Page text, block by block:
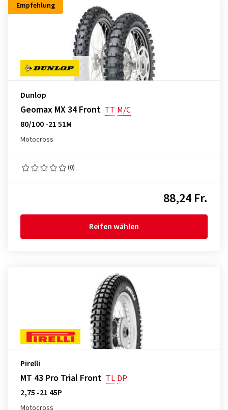
Empfehlung
Dunlop
Geomax MX 34 Front TT M/C
80/100 -21 51M
Motocross
(0)
88,24 Fr.
Reifen wählen
Pirelli
MT 43 Pro Trial Front TL DP
2,75 -21 45P
Motocross